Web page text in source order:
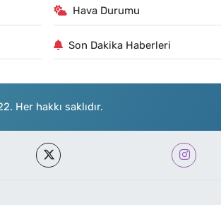
Hava Durumu
Son Dakika Haberleri
Her hakkı saklıdır.